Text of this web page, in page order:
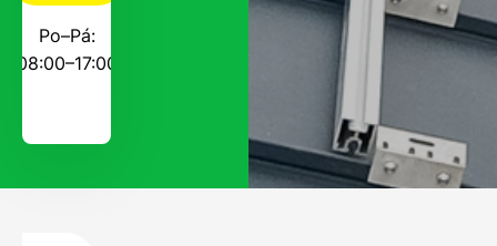
Po–Pá:
08:00–17:00